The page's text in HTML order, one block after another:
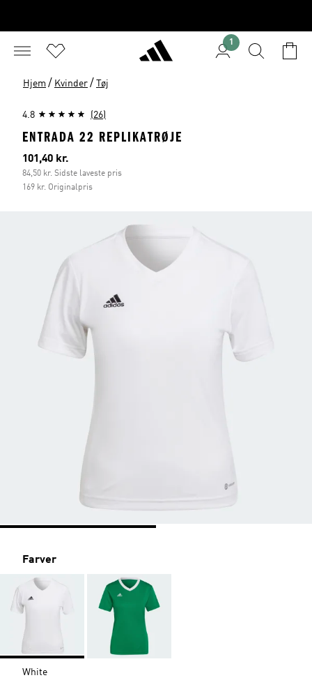
1
Hjem / Kvinder / Tøj
4.8 (26)
ENTRADA 22 REPLIKATRØJE
Nuværende pris
101,40 kr.
84,50 kr. Sidste laveste pris
169 kr. Originalpris
Farver
White